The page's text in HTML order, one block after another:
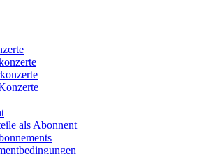
als Abonnent